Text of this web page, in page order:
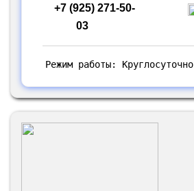
+7 (925) 271-50-
03
Режим работы: Круглосуточно